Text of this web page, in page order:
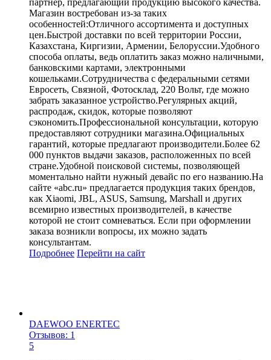
Магазин востребован из-за таких
особенностей:Отличного ассортимента и доступных
цен.Быстрой доставки по всей территории России,
Казахстана, Киргизии, Армении, Белоруссии.Удобного
способа оплаты, ведь оплатить заказ можно наличными,
банковскими картами, электронными
кошельками.Сотрудничества с федеральными сетями
Евросеть, Связной, Фотосклад, 220 Вольт, где можно
забрать заказанное устройство.Регулярных акций,
распродаж, скидок, которые позволяют
сэкономить.Профессиональной консультации, которую
предоставляют сотрудники магазина.Официальных
гарантий, которые предлагают производители.Более 62
000 пунктов выдачи заказов, расположенных по всей
стране.Удобной поисковой системы, позволяющей
моментально найти нужный девайс по его названию.На
сайте «abc.ru» предлагается продукция таких брендов,
как Xiaomi, JBL, ASUS, Samsung, Marshall и других
всемирно известных производителей, в качестве
которой не стоит сомневаться. Если при оформлении
заказа возникли вопросы, их можно задать
консультантам.
Подробнее Перейти на сайт
DAEWOO ENERTEC
Отзывов: 1
5